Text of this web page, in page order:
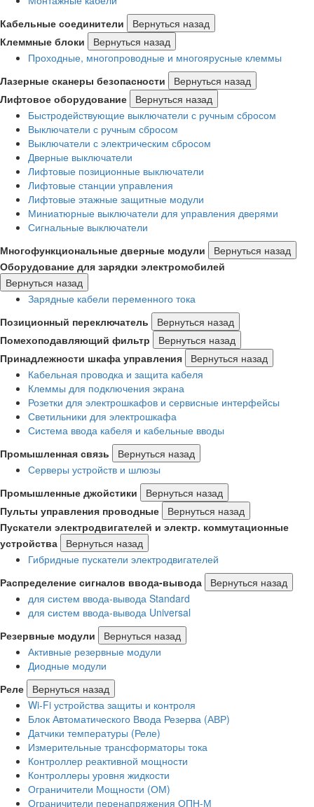
Кабельные соединители
Вернуться назад
Клеммные блоки
Вернуться назад
Проходные, многопроводные и многоярусные клеммы
Лазерные сканеры безопасности
Вернуться назад
Лифтовое оборудование
Вернуться назад
Быстродействующие выключатели с ручным сбросом
Выключатели с ручным сбросом
Выключатели с электрическим сбросом
Дверные выключатели
Лифтовые позиционные выключатели
Лифтовые станции управления
Лифтовые этажные защитные модули
Миниатюрные выключатели для управления дверями
Сигнальные выключатели
Многофункциональные дверные модули
Вернуться назад
Оборудование для зарядки электромобилей
Вернуться назад
Зарядные кабели переменного тока
Позиционный переключатель
Вернуться назад
Помехоподавляющий фильтр
Вернуться назад
Принадлежности шкафа управления
Вернуться назад
Кабельная проводка и защита кабеля
Клеммы для подключения экрана
Розетки для электрошкафов и сервисные интерфейсы
Светильники для электрошкафа
Система ввода кабеля и кабельные вводы
Промышленная связь
Вернуться назад
Серверы устройств и шлюзы
Промышленные джойстики
Вернуться назад
Пульты управления проводные
Вернуться назад
Пускатели электродвигателей и электр. коммутационные
устройства
Вернуться назад
Гибридные пускатели электродвигателей
Распределение сигналов ввода-вывода
Вернуться назад
для систем ввода-вывода Standard
для систем ввода-вывода Universal
Резервные модули
Вернуться назад
Активные резервные модули
Диодные модули
Реле
Вернуться назад
Wi-Fi устройства защиты и контроля
Блок Автоматического Ввода Резерва (АВР)
Датчики температуры (Реле)
Измерительные трансформаторы тока
Контроллер реактивной мощности
Контроллеры уровня жидкости
Ограничители Мощности (ОМ)
Ограничители перенапряжения ОПН-М